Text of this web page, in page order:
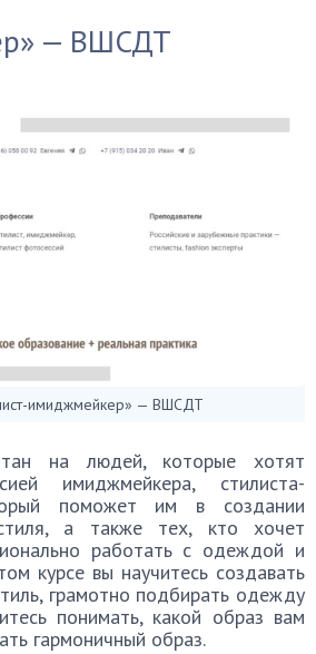
— ВШСДТ
имиджмейкер» — ВШСДТ
на людей, которые хотят
имиджмейкера, стилиста-
поможет им в создании
стиля, а также тех, кто хочет
работать с одеждой и
курсе вы научитесь создавать
грамотно подбирать одежду
понимать, какой образ вам
гармоничный образ.